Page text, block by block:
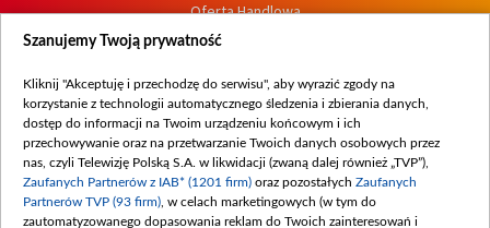
Oferta Handlowa
Dostępność
Procedura zgłoszeń wewnętrznych
Szanujemy Twoją prywatność
Kliknij "Akceptuję i przechodzę do serwisu", aby wyrazić zgody na
korzystanie z technologii automatycznego śledzenia i zbierania danych,
dostęp do informacji na Twoim urządzeniu końcowym i ich
przechowywanie oraz na przetwarzanie Twoich danych osobowych przez
nas, czyli Telewizję Polską S.A. w likwidacji (zwaną dalej również „TVP”),
Zaufanych Partnerów z IAB* (1201 firm) oraz pozostałych Zaufanych
Partnerów TVP (93 firm) , w celach marketingowych (w tym do
zautomatyzowanego dopasowania reklam do Twoich zainteresowań i